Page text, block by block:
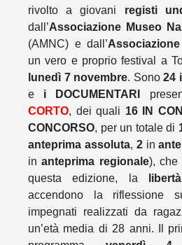
rivolto a giovani registi
dall’Associazione Museo
(AMNC) e dall’
un vero e proprio festival a
lunedì 7 novembre. Sono 24
e i DOCUMENTARI
CORTO, dei quali 16 IN
CONCORSO, per un totale di
anteprima assoluta, 2in
inanteprima regionale), che
questa edizione, la
libertà
accendono la riflessione
impegnati realizzati da
un’età media di 28 anni. Il